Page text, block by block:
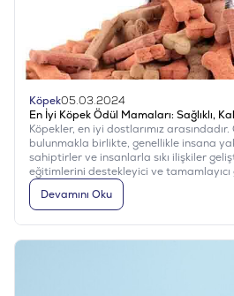
Köpek05.03.2024
En İyi Köpek Ödül Mamaları: Sağlıklı,
Köpekler, en iyi dostlarımız
bulunmakla birlikte, genellikle insana
sahiptirler ve insanlarla sıkı ilişkiler
eğitimlerini destekleyici ve
mamalarıdır. Sizler için hem dışarıdaki
dostlarınız için özel olarak
bilgilere gelin birlikte göz atalım.
Devamını Oku